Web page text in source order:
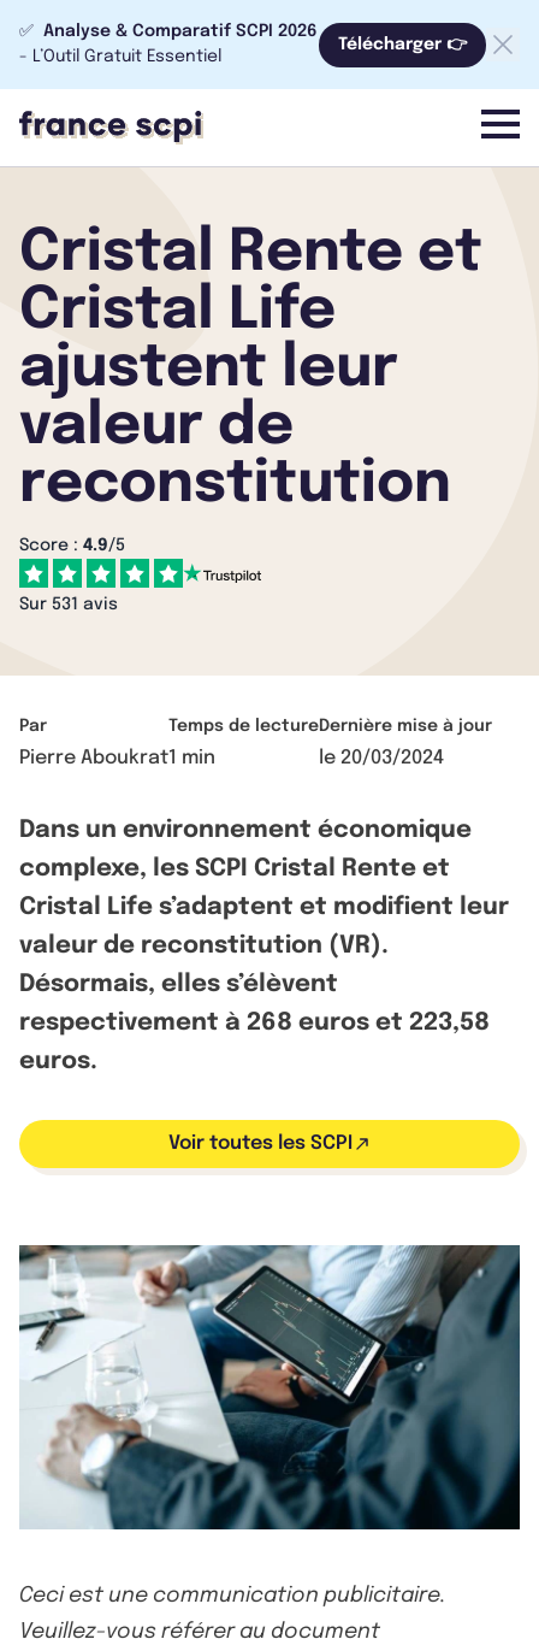
✅ Analyse & Comparatif SCPI 2026
- L’Outil Gratuit Essentiel
Télécharger 👉
menu
Cristal Rente et
Cristal Life
ajustent leur
valeur de
reconstitution
Score : 4.9/5
Sur 531 avis
Par
Pierre Aboukrat
Temps de lecture
1 min
Dernière mise à jour
le 20/03/2024
Dans un environnement économique
complexe, les SCPI Cristal Rente et
Cristal Life s’adaptent et modifient leur
valeur de reconstitution (VR).
Désormais, elles s’élèvent
respectivement à 268 euros et 223,58
euros.
Voir toutes les SCPI
Ceci est une communication publicitaire.
Veuillez-vous référer au document